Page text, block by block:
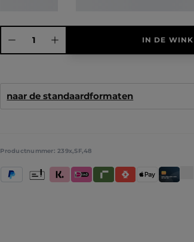
IN DE
naar de standaardformaten
Productnummer:239x,SF,48
PayPal Klarna (Achteraf betalen / In
iDeal IN3
RivertySatispayApple Pay
Vooruitbetaling